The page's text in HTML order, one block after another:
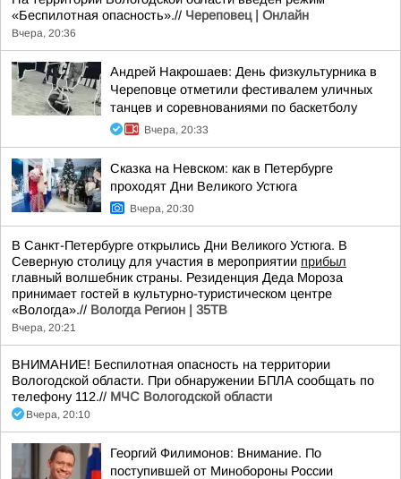
«Беспилотная опасность».// Череповец | Онлайн
Вчера, 20:36
Андрей Накрошаев: День физкультурника в
Череповце отметили фестивалем уличных
танцев и соревнованиями по баскетболу
Вчера, 20:33
Сказка на Невском: как в Петербурге
проходят Дни Великого Устюга
Вчера, 20:30
В Санкт-Петербурге открылись Дни Великого Устюга. В
Северную столицу для участия в мероприятии прибыл
главный волшебник страны. Резиденция Деда Мороза
принимает гостей в культурно-туристическом центре
«Вологда».// Вологда Регион | 35ТВ
Вчера, 20:21
ВНИМАНИЕ! Беспилотная опасность на территории
Вологодской области. При обнаружении БПЛА сообщать по
телефону 112.// МЧС Вологодской области
Вчера, 20:10
Георгий Филимонов: Внимание. По
поступившей от Минобороны России